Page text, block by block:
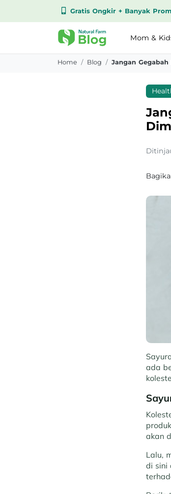
Gratis Ongkir + Banyak
Mom &
Home Blog
ada
akan
Lalu,
di sini